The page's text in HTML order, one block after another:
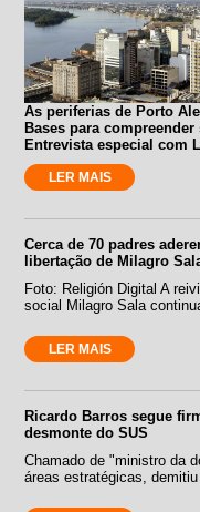
As periferias de Porto
Bases para
Entrevista especial com
LER MAIS
Cerca de 70 padres
libertação de Milagro
Foto: Religión Digital A
social Milagro Sala
LER MAIS
Ricardo Barros segue
desmonte do SUS
Chamado de "ministro da
áreas estratégicas,